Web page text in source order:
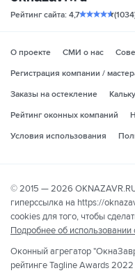
Рейтинг сайта: 4,7
О проекте СМИ о нас
Регистрация компании /
Заказы на остекление
Рейтинг оконных компаний
Условия использования
© 2015 — 2026 OKNAZAVR.RU. При использовании материалов
гиперссылка на https://oknazavr.ru обязательна. Мы используем
cookies для того, чтобы
Подробнее об использовании
Оконный агрегатор